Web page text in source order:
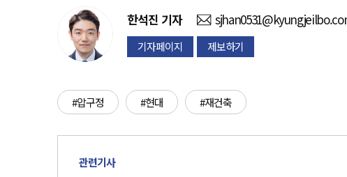
한석진 기자
기자페이지 제보하기
#압구정 #현대 #재건축
관련기사